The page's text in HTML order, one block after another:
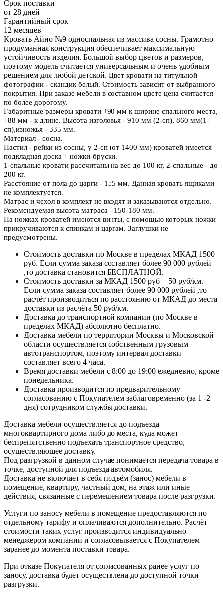
Срок поставки
от 28 дней
Гарантийный срок
12 месяцев
Кровать Айно №9 односпальная из массива сосны. Грамотно
продуманная конструкция обеспечивает максимальную
устойчивость изделия. Большой выбор цветов и размеров,
поэтому модель считается универсальным и очень удобным
решением для любой детской. Цвет кровати на титульной
фотографии - скандик белый. Стоимость зависит от выбранного
покрытия. При заказе мебели в составном цвете цена считается
по более дорогому.
Габаритные размеры кровати +90 мм к ширине спального места,
+88 мм - к длине. Высота изголовья - 910 мм (2-сп), 860 мм(1-
сп),изножья - 335 мм.
Материал - сосна.
Настил - рейки из сосны, у 2-сп (от 1400 мм) кроватей имеется
подкладная доска + ножки-бруски.
1-спальные кровати рассчитаны на вес до 100 кг, 2-спальные - до
200 кг.
Расстояние от пола до царги - 135 мм. Данная кровать ящиками
не комплектуется.
Матрас и чехол в комплект не входят и заказываются отдельно.
Рекомендуемая высота матраса - 150-180 мм.
На ножках кроватей имеются винты, с помощью которых ножки
прикручиваются к спинкам и царгам. Заглушки не
предусмотрены.
Стоимость доставки по Москве в пределах МКАД 1500
руб. Если сумма заказа составляет более 90 000 рублей
,то доставка становится БЕСПЛАТНОЙ.
Стоимость доставки за МКАД 1500 руб + 50 руб/км.
Если сумма заказа составляет более 90 000 рублей ,то
расчёт производиться по расстоянию от МКАД до места
доставки из расчёта 50 руб/км.
Доставка до транспортной компании (по Москве в
пределах МКАД) абсолютно бесплатно.
Доставка мебели по территории Москвы и Московской
области осуществляется собственным грузовым
автотранспортом, поэтому интервал доставки
составляет всего 4 часа.
Время доставки мебели с 8:00 до 19:00 ежедневно, кроме
понедельника.
Доставка производится по предварительному
согласованию с Покупателем заблаговременно (за 1 -2
дня) сотрудником службы доставки.
Доставка мебели осуществляется до подъезда
многоквартирного дома либо до места, куда может
беспрепятственно подъехать транспортное средство,
осуществляющее доставку.
Под разгрузкой в данном случае понимается передача товара в
точке, доступной для подъезда автомобиля.
Доставка не включает в себя подъём (занос) мебели в
помещение, квартиру, частный дом, на этаж или иные
действия, связанные с перемещением товара после разгрузки.
Услуги по заносу мебели в помещение предоставляются по
отдельному тарифу и оплачиваются дополнительно. Расчёт
стоимости таких услуг производится индивидуально
менеджером компании и согласовывается с Покупателем
заранее до момента поставки товара.
При отказе Покупателя от согласованных ранее услуг по
заносу, доставка будет осуществлена до доступной точки
разгрузки.